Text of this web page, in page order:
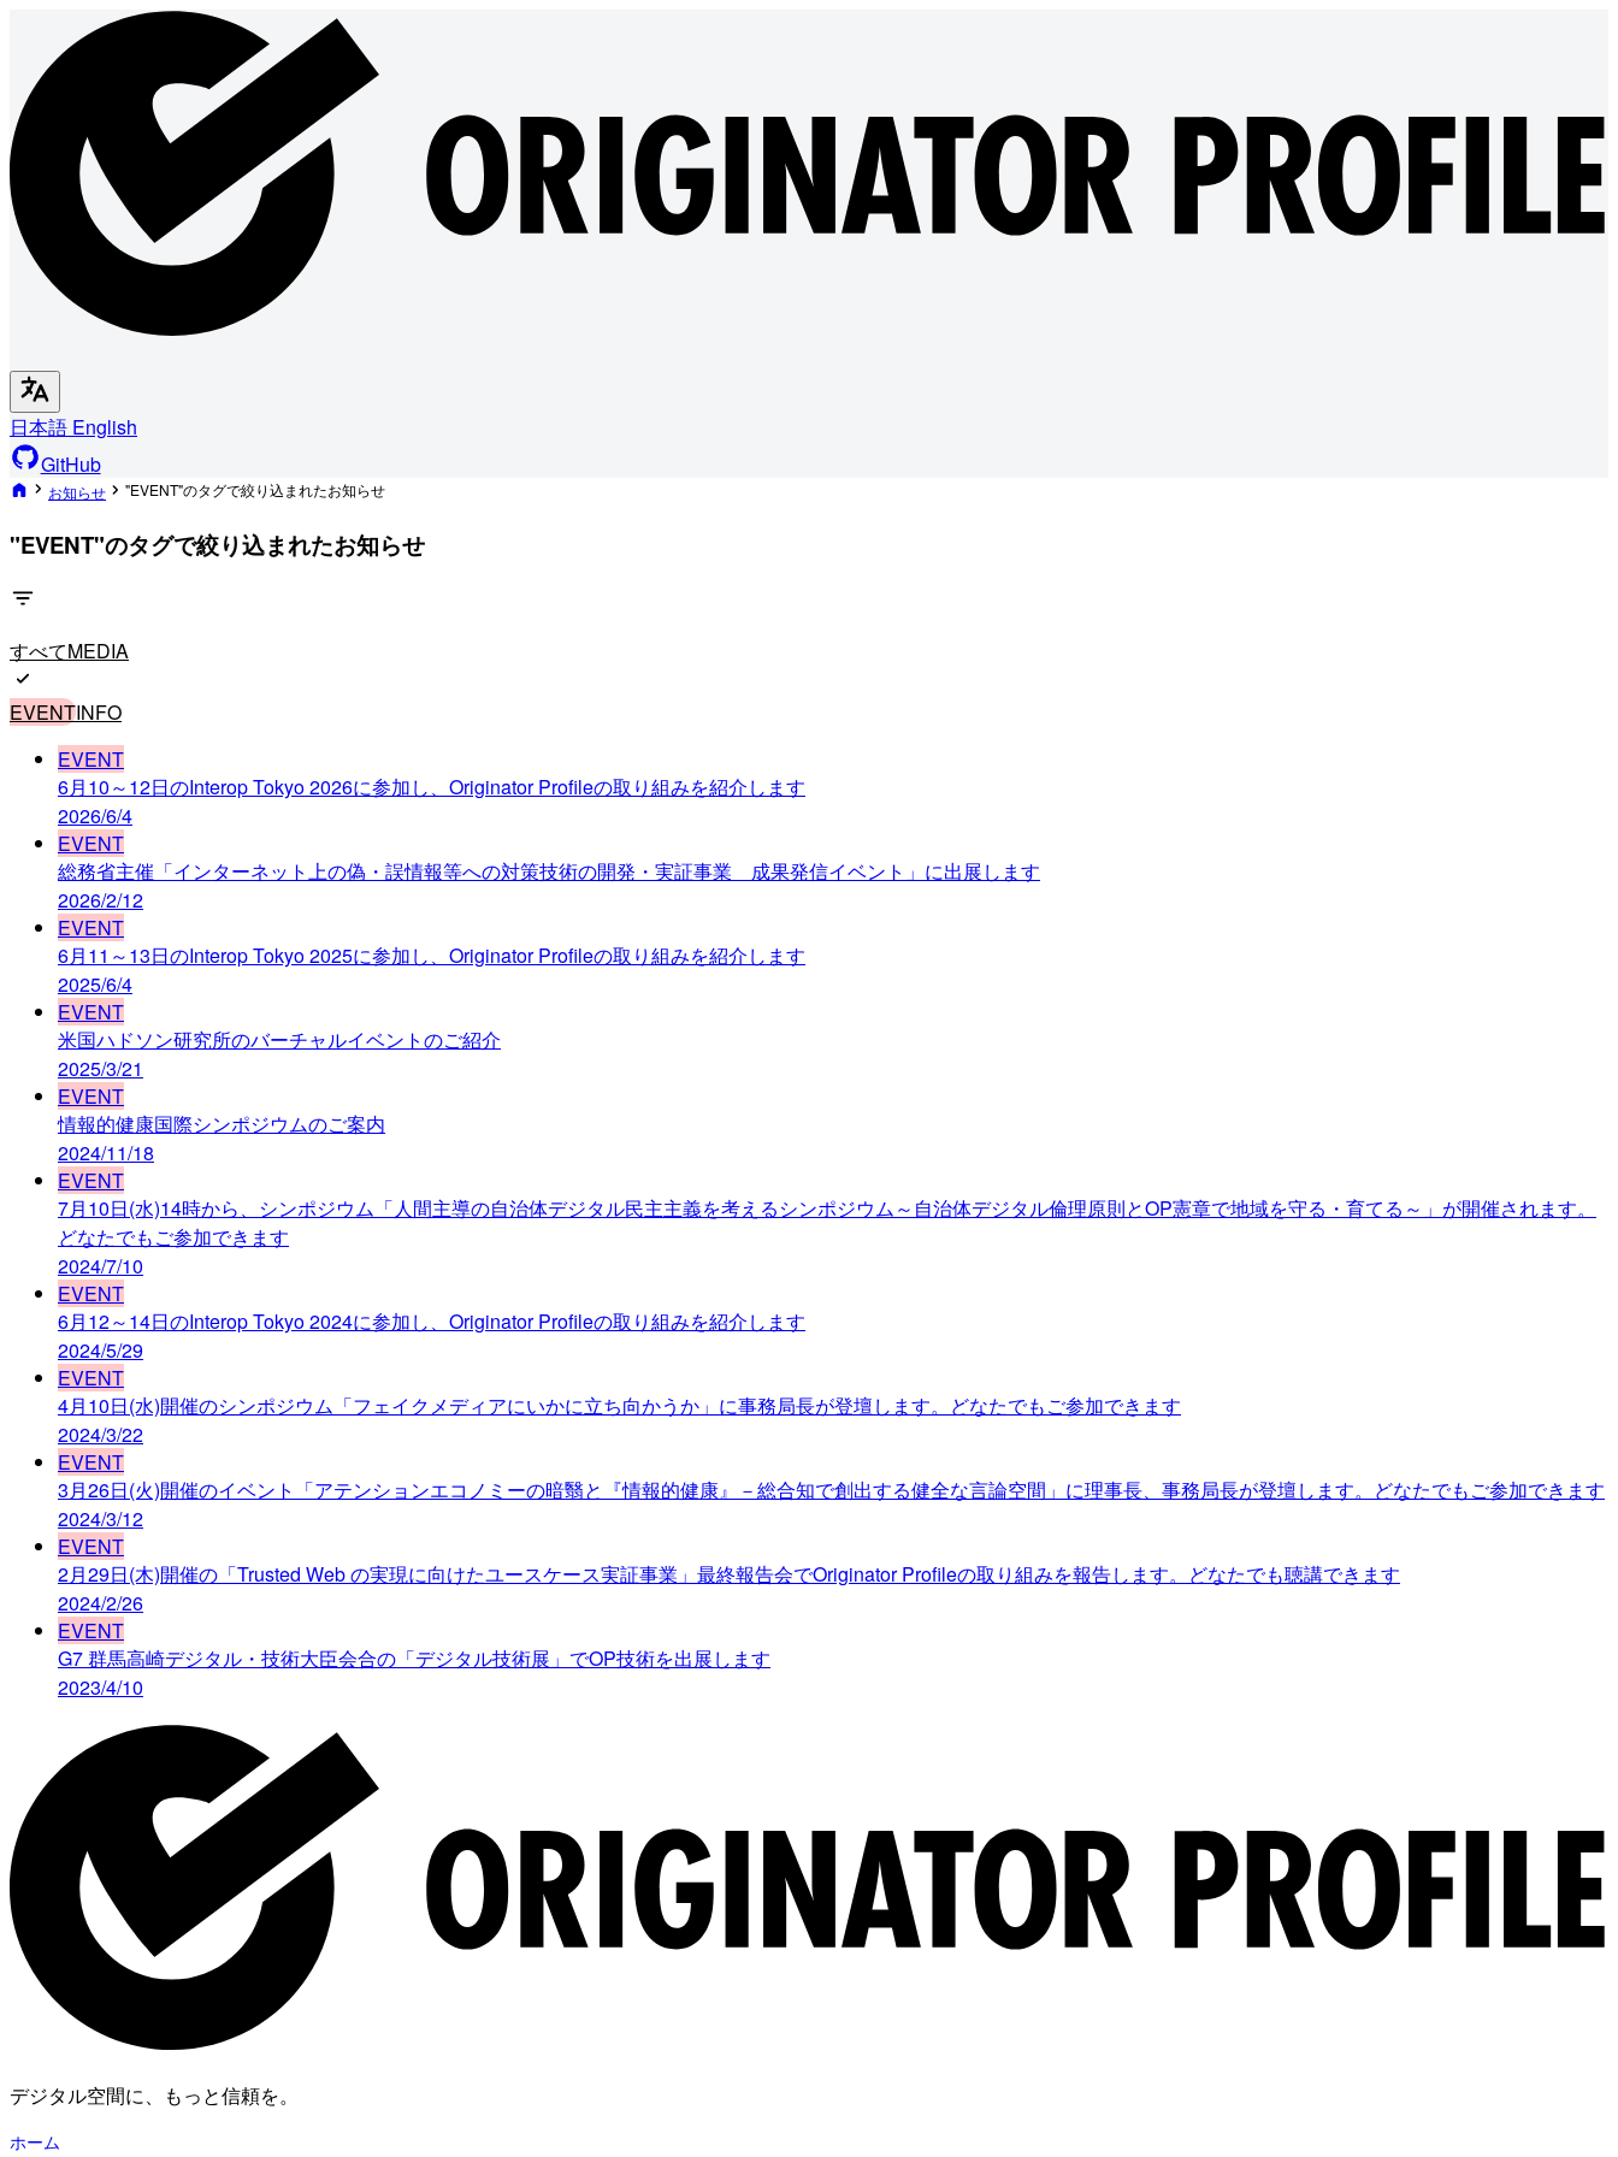
日本語 English
GitHub
お知らせ "EVENT"のタグで絞り込まれたお知らせ
"EVENT"のタグで絞り込まれたお知らせ
すべてMEDIA
EVENTINFO
EVENT
6月10～12日のInterop Tokyo 2026に参加し、Originator Profileの取り組みを紹介します
2026/6/4
EVENT
総務省主催「インターネット上の偽・誤情報等への対策技術の開発・実証事業 成果発信イベント」に出展します
2026/2/12
EVENT
6月11～13日のInterop Tokyo 2025に参加し、Originator Profileの取り組みを紹介します
2025/6/4
EVENT
米国ハドソン研究所のバーチャルイベントのご紹介
2025/3/21
EVENT
情報的健康国際シンポジウムのご案内
2024/11/18
EVENT
7月10日(水)14時から、シンポジウム「人間主導の自治体デジタル民主主義を考えるシンポジウム～自治体デジタル倫理原則とOP憲章で地域を守る・育てる～」が開催されます。
どなたでもご参加できます
2024/7/10
EVENT
6月12～14日のInterop Tokyo 2024に参加し、Originator Profileの取り組みを紹介します
2024/5/29
EVENT
4月10日(水)開催のシンポジウム「フェイクメディアにいかに立ち向かうか」に事務局長が登壇します。どなたでもご参加できます
2024/3/22
EVENT
3月26日(火)開催のイベント「アテンションエコノミーの暗翳と『情報的健康』－総合知で創出する健全な言論空間」に理事長、事務局長が登壇します。どなたでもご参加できます
2024/3/12
EVENT
2月29日(木)開催の「Trusted Web の実現に向けたユースケース実証事業」最終報告会でOriginator Profileの取り組みを報告します。どなたでも聴講できます
2024/2/26
EVENT
G7 群馬高崎デジタル・技術大臣会合の「デジタル技術展」でOP技術を出展します
2023/4/10
デジタル空間に、もっと信頼を。
ホーム